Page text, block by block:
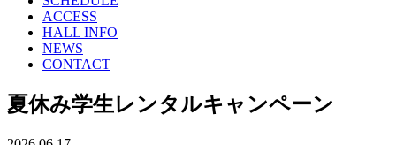
ACCESS
HALL INFO
NEWS
CONTACT
夏休み学生レンタルキャンペーン